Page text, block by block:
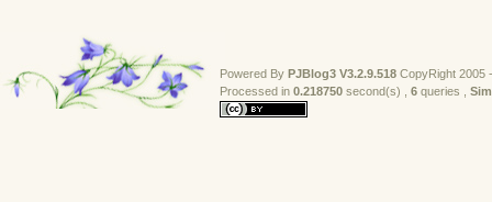
Powered By PJBlog3 V3.2.9.518 CopyRight 2005
Processed in 0.218750 second(s) , 6 queries ,